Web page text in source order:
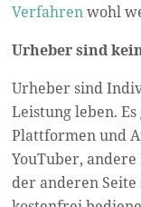
Verfahrenwohl
Urheber sind
Urheber sind
Leistung leben.
Plattformen und
YouTuber,
der anderen